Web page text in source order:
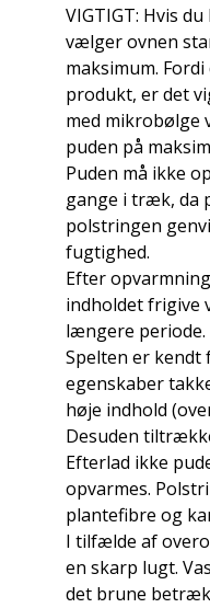
VIGTIGT: Hvis
vælger ovnen
maksimum.
produkt, er det
med mikrobølge
puden på
Puden må ikke
gange i træk, da
polstringen
fugtighed.
Efter
indholdet frigive
længere periode.
Spelten er kendt
egenskaber
høje indhold
Desuden
Efterlad ikke
opvarmes.
plantefibre og
I tilfælde af
en skarp lugt.
det brune betræk